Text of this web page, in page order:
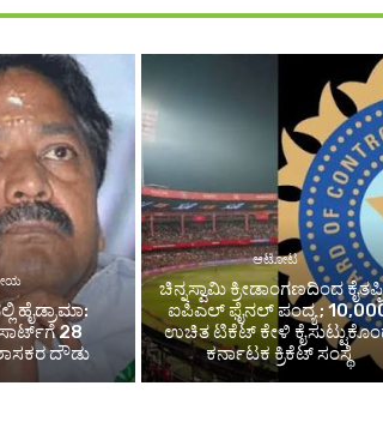
ಹೈಡ್ರಾಮಾ:
28
ದೌಡು
ಆಟೋಟ
ಚಿನ್ನಸ್ವಾಮಿ ಕ್ರೀಡಾಂಗಣದಿಂದ
ಐಪಿಎಲ್ ಫೈನಲ್ ಪಂದ್ಯ ;
ಉಚಿತ ಟಿಕೆಟ್ ಕೇಳಿ
ಕರ್ನಾಟಕ ಕ್ರಿಕೆಟ್ ಸಂಸ್ಥೆ